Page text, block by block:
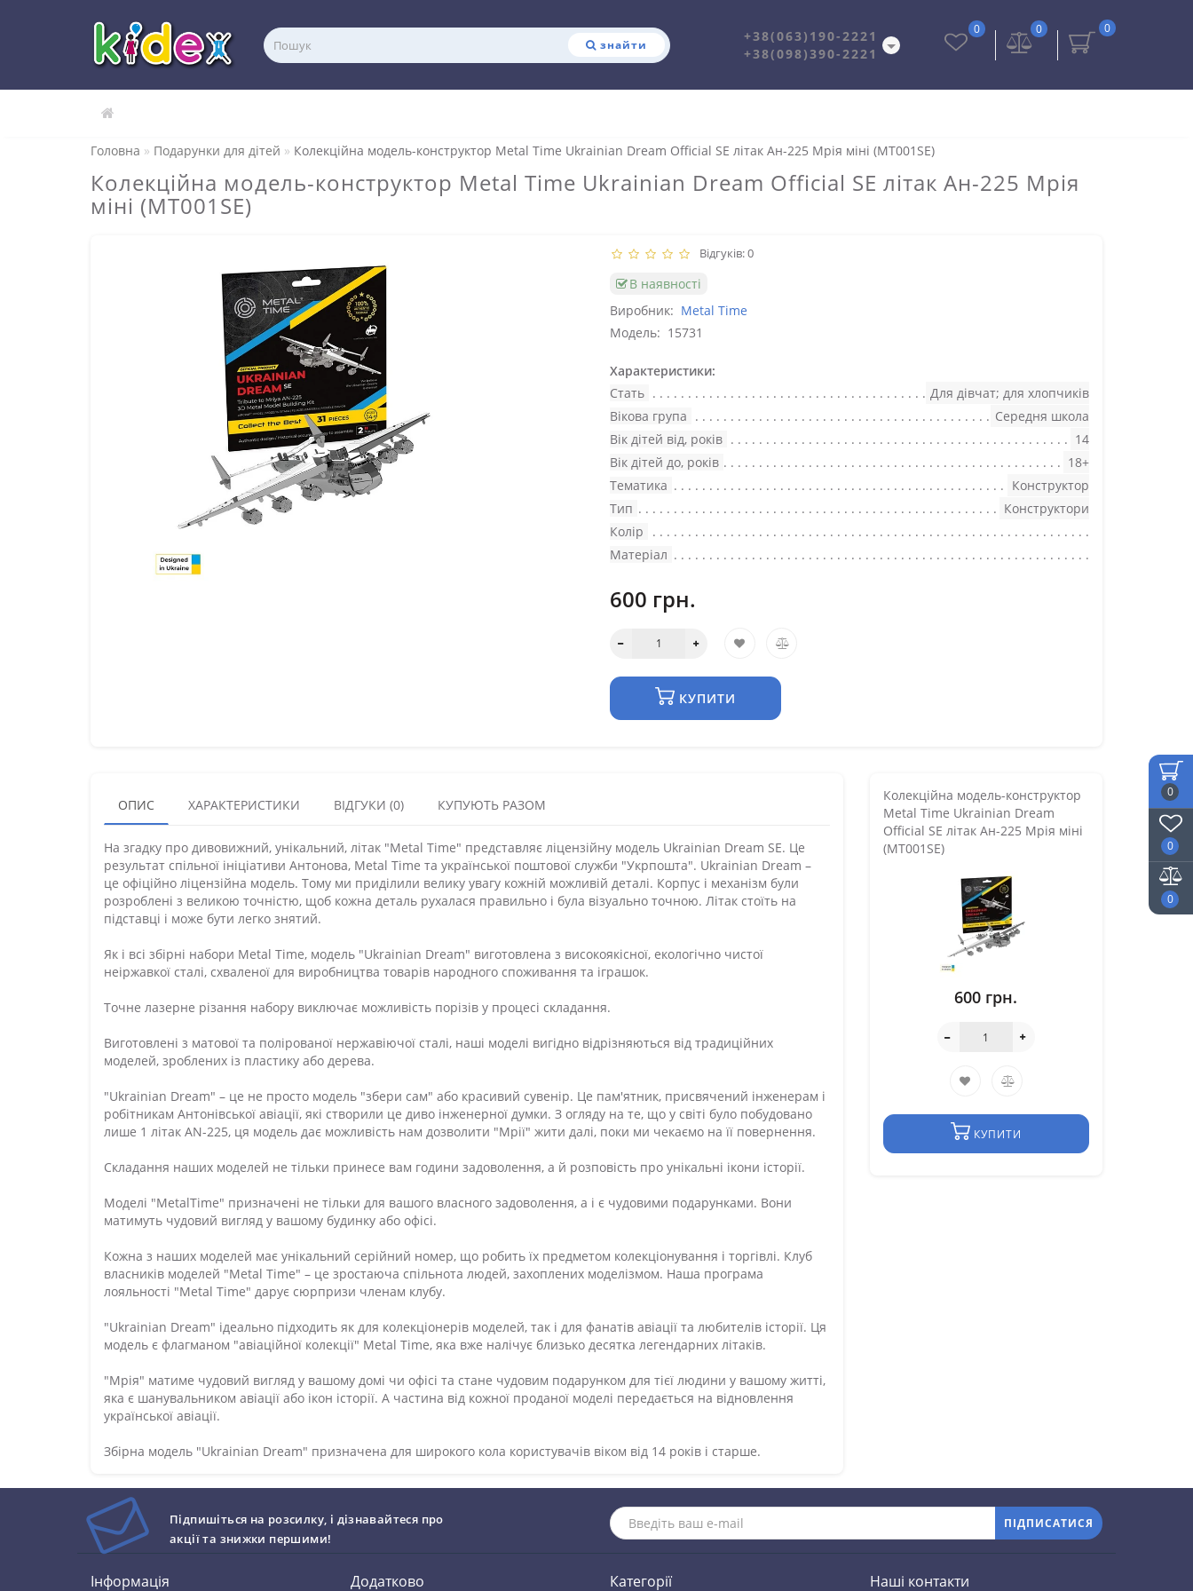
0
0
0
знайти
+38(063)190-2221
+38(098)390-2221
0
0
0
Головна Подарунки для дітей Колекційна модель-конструктор Metal Time Ukrainian Dream Official SE літак Ан-225 Мрія міні (MT001SE)
Колекційна модель-конструктор Metal Time Ukrainian Dream Official SE літак Ан-225 Мрія
міні (MT001SE)
Відгуків: 0
В наявності
Виробник: Metal Time
Модель: 15731
Характеристики:
Стать
Для дівчат; для хлопчиків
Вікова група
Середня школа
Вік дітей від, років
14
Вік дітей до, років
18+
Тематика
Конструктор
Тип
Конструктори
Колір
Матеріал
600 грн.
КУПИТИ
ОПИС ХАРАКТЕРИСТИКИ ВІДГУКИ (0) КУПУЮТЬ РАЗОМ
На згадку про дивовижний, унікальний, літак "Metal Time" представляє ліцензійну модель Ukrainian Dream SE. Це
результат спільної ініціативи Антонова, Metal Time та української поштової служби "Укрпошта". Ukrainian Dream –
це офіційно ліцензійна модель. Тому ми приділили велику увагу кожній можливій деталі. Корпус і механізм були
розроблені з великою точністю, щоб кожна деталь рухалася правильно і була візуально точною. Літак стоїть на
підставці і може бути легко знятий.
Як і всі збірні набори Metal Time, модель "Ukrainian Dream" виготовлена з високоякісної, екологічно чистої
неіржавкої сталі, схваленої для виробництва товарів народного споживання та іграшок.
Точне лазерне різання набору виключає можливість порізів у процесі складання.
Виготовлені з матової та полірованої нержавіючої сталі, наші моделі вигідно відрізняються від традиційних
моделей, зроблених із пластику або дерева.
"Ukrainian Dream" – це не просто модель "збери сам" або красивий сувенір. Це пам'ятник, присвячений інженерам і
робітникам Антонівської авіації, які створили це диво інженерної думки. З огляду на те, що у світі було побудовано
лише 1 літак AN-225, ця модель дає можливість нам дозволити "Мрії" жити далі, поки ми чекаємо на її повернення.
Складання наших моделей не тільки принесе вам години задоволення, а й розповість про унікальні ікони історії.
Моделі "MetalTime" призначені не тільки для вашого власного задоволення, а і є чудовими подарунками. Вони
матимуть чудовий вигляд у вашому будинку або офісі.
Кожна з наших моделей має унікальний серійний номер, що робить їх предметом колекціонування і торгівлі. Клуб
власників моделей "Metal Time" – це зростаюча спільнота людей, захоплених моделізмом. Наша програма
лояльності "Metal Time" дарує сюрпризи членам клубу.
"Ukrainian Dream" ідеально підходить як для колекціонерів моделей, так і для фанатів авіації та любителів історії. Ця
модель є флагманом "авіаційної колекції" Metal Time, яка вже налічує близько десятка легендарних літаків.
"Мрія" матиме чудовий вигляд у вашому домі чи офісі та стане чудовим подарунком для тієї людини у вашому житті,
яка є шанувальником авіації або ікон історії. А частина від кожної проданої моделі передається на відновлення
української авіації.
Збірна модель "Ukrainian Dream" призначена для широкого кола користувачів віком від 14 років і старше.
Колекційна модель-конструктор
Metal Time Ukrainian Dream
Official SE літак Ан-225 Мрія міні
(MT001SE)
600 грн.
КУПИТИ
Підпишіться на розсилку, і дізнавайтеся про
акції та знижки першими!
ПІДПИСАТИСЯ
Інформація Додатково Категорії Наші контакти